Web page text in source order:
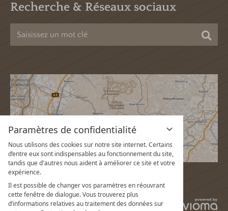
Paramètres de confidentialité
Nous utilisons des cookies sur notre site internet. Certains
d’entre eux sont indispensables au fonctionnement du site,
tandis que d'autres nous aident à améliorer ce site et votre
expérience.
Il est possible de changer vos paramètres en réouvrant
cette fenêtre de dialogue. Vous trouverez plus
d’informations relatives au traitement des données sur
Recherche & Réseaux sociaux